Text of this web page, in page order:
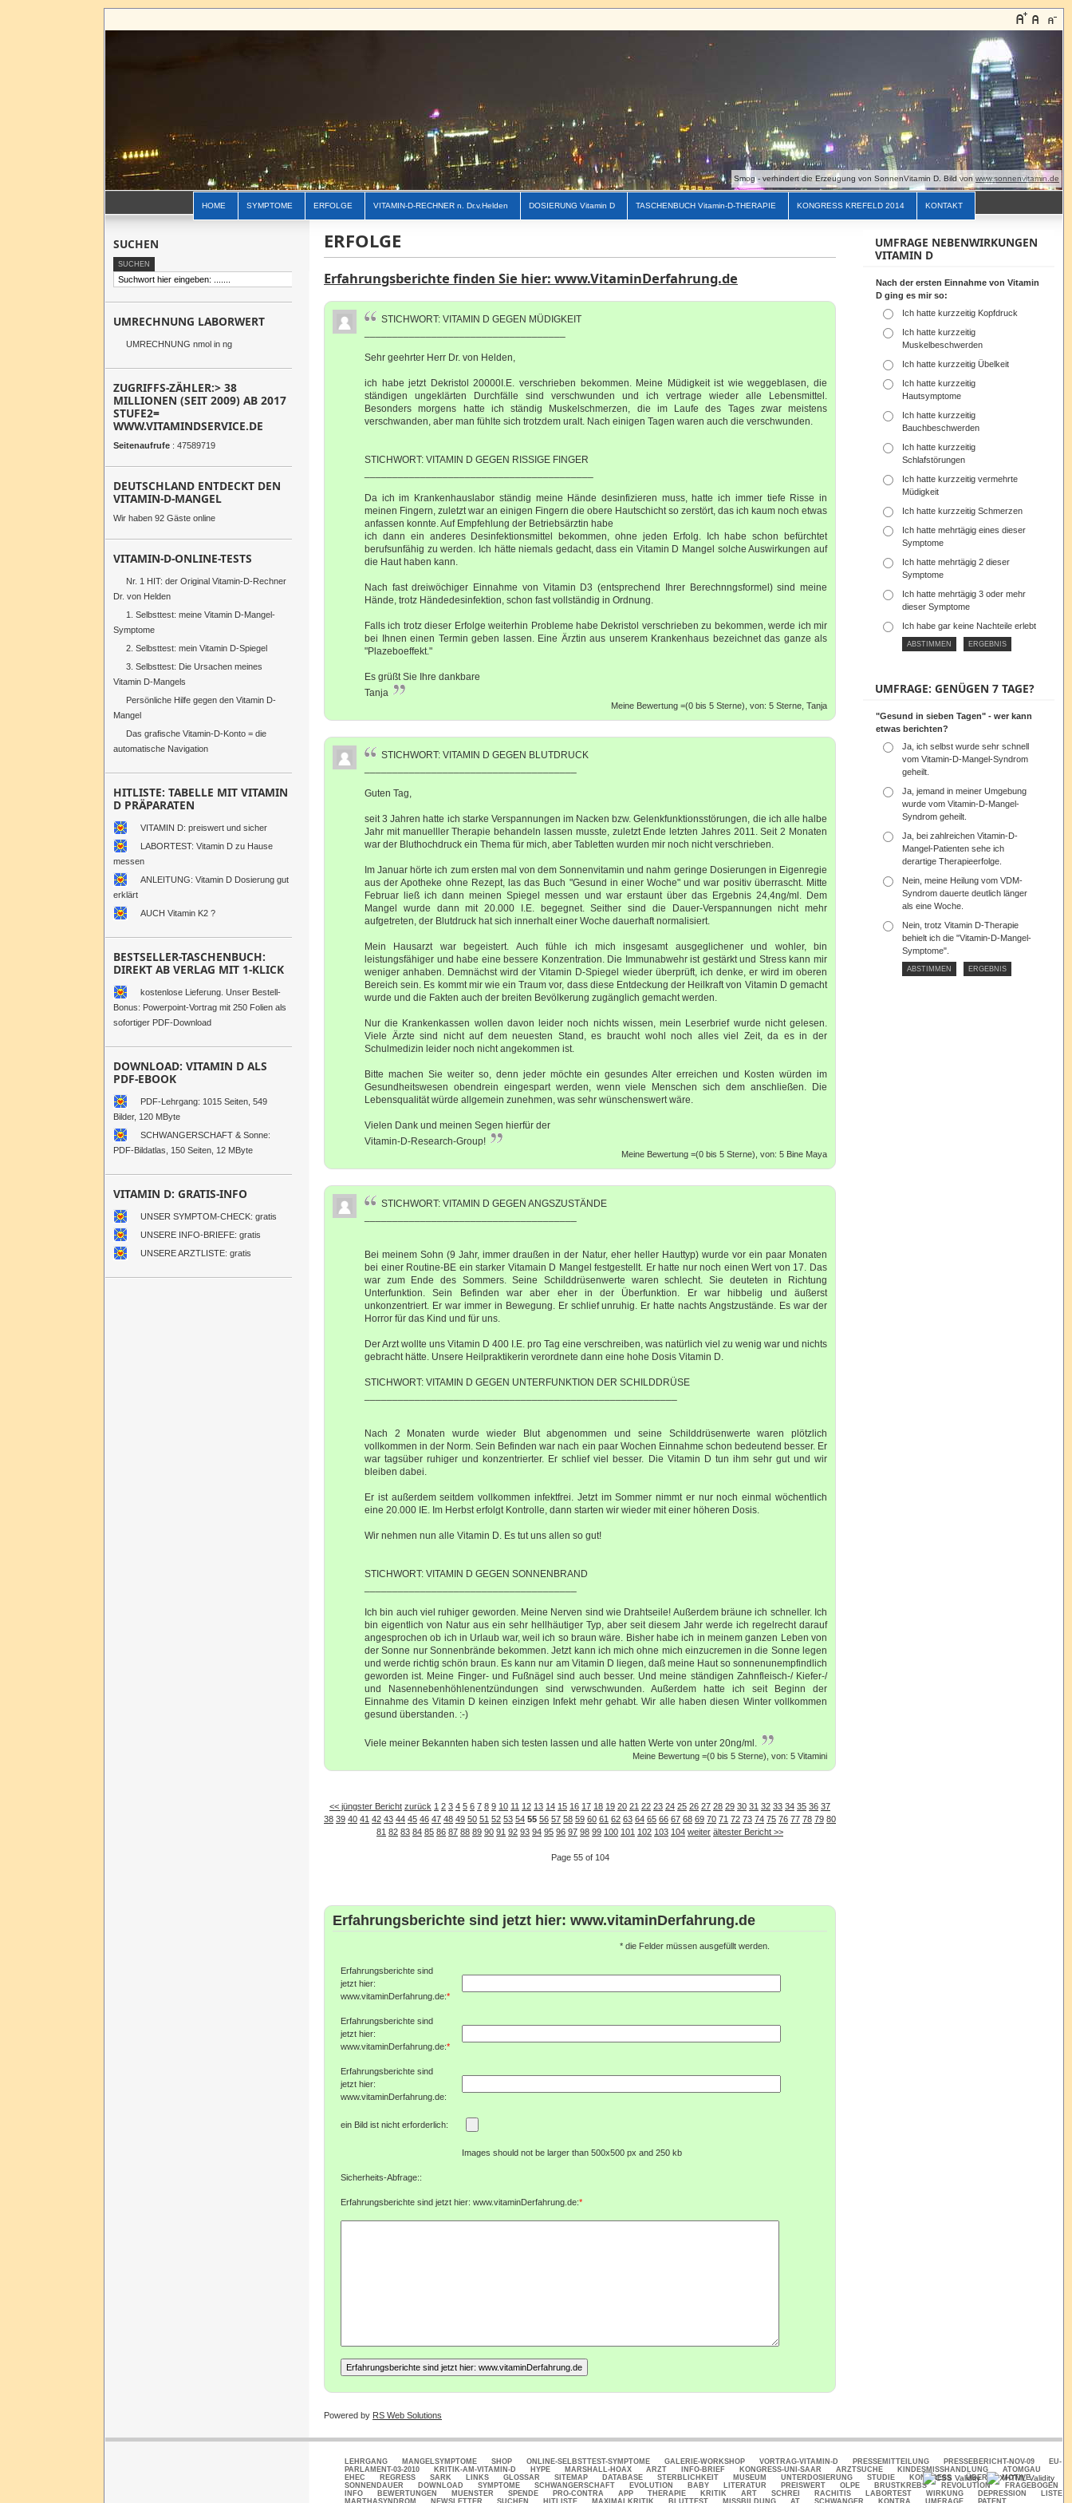
Smog - verhindert die Erzeugung von SonnenVitamin D. Bild von www.sonnenvitamin.de
HOME SYMPTOME ERFOLGE VITAMIN-D-RECHNER n. Dr.v.Helden DOSIERUNG Vitamin D TASCHENBUCH Vitamin-D-THERAPIE KONGRESS KREFELD 2014 KONTAKT
ERFOLGE
Erfahrungsberichte finden Sie hier: www.VitaminDerfahrung.de
STICHWORT: VITAMIN D GEGEN MÜDIGKEIT
Sehr geehrter Herr Dr. von Helden,
ich habe jetzt Dekristol 20000I.E. verschrieben bekommen. Meine Müdigkeit ist wie weggeblasen, die
ständigen ungeklärten Durchfälle sind verschwunden und ich vertrage wieder alle Lebensmittel.
Besonders morgens hatte ich ständig Muskelschmerzen, die im Laufe des Tages zwar meistens
verschwanden, aber man fühlte sich trotzdem uralt. Nach einigen Tagen waren auch die verschwunden.
STICHWORT: VITAMIN D GEGEN RISSIGE FINGER
Da ich im Krankenhauslabor ständig meine Hände desinfizieren muss, hatte ich immer tiefe Risse in
meinen Fingern, zuletzt war an einigen Fingern die obere Hautschicht so zerstört, das ich kaum noch etwas
anfassen konnte. Auf Empfehlung der Betriebsärztin habe
ich dann ein anderes Desinfektionsmittel bekommen, ohne jeden Erfolg. Ich habe schon befürchtet
berufsunfähig zu werden. Ich hätte niemals gedacht, dass ein Vitamin D Mangel solche Auswirkungen auf
die Haut haben kann.
Nach fast dreiwöchiger Einnahme von Vitamin D3 (entsprechend Ihrer Berechnngsformel) sind meine
Hände, trotz Händedesinfektion, schon fast vollständig in Ordnung.
Falls ich trotz dieser Erfolge weiterhin Probleme habe Dekristol verschrieben zu bekommen, werde ich mir
bei Ihnen einen Termin geben lassen. Eine Ärztin aus unserem Krankenhaus bezeichnet das ganze als
"Plazeboeffekt."
Es grüßt Sie Ihre dankbare
Tanja
Meine Bewertung =(0 bis 5 Sterne), von: 5 Sterne, Tanja
STICHWORT: VITAMIN D GEGEN BLUTDRUCK
Guten Tag,
seit 3 Jahren hatte ich starke Verspannungen im Nacken bzw. Gelenkfunktionsstörungen, die ich alle halbe
Jahr mit manuelller Therapie behandeln lassen musste, zuletzt Ende letzten Jahres 2011. Seit 2 Monaten
war der Bluthochdruck ein Thema für mich, aber Tabletten wurden mir noch nicht verschrieben.
Im Januar hörte ich zum ersten mal von dem Sonnenvitamin und nahm geringe Dosierungen in Eigenregie
aus der Apotheke ohne Rezept, las das Buch "Gesund in einer Woche" und war positiv überrascht. Mitte
Februar ließ ich dann meinen Spiegel messen und war erstaunt über das Ergebnis 24,4ng/ml. Dem
Mangel wurde dann mit 20.000 I.E. begegnet. Seither sind die Dauer-Verspannungen nicht mehr
aufgetreten, der Blutdruck hat sich innerhalt einer Woche dauerhaft normalisiert.
Mein Hausarzt war begeistert. Auch fühle ich mich insgesamt ausgeglichener und wohler, bin
leistungsfähiger und habe eine bessere Konzentration. Die Immunabwehr ist gestärkt und Stress kann mir
weniger anhaben. Demnächst wird der Vitamin D-Spiegel wieder überprüft, ich denke, er wird im oberen
Bereich sein. Es kommt mir wie ein Traum vor, dass diese Entdeckung der Heilkraft von Vitamin D gemacht
wurde und die Fakten auch der breiten Bevölkerung zugänglich gemacht werden.
Nur die Krankenkassen wollen davon leider noch nichts wissen, mein Leserbrief wurde nicht gelesen.
Viele Ärzte sind nicht auf dem neuesten Stand, es braucht wohl noch alles viel Zeit, da es in der
Schulmedizin leider noch nicht angekommen ist.
Bitte machen Sie weiter so, denn jeder möchte ein gesundes Alter erreichen und Kosten würden im
Gesundheitswesen obendrein eingespart werden, wenn viele Menschen sich dem anschließen. Die
Lebensqualität würde allgemein zunehmen, was sehr wünschenswert wäre.
Vielen Dank und meinen Segen hierfür der
Vitamin-D-Research-Group!
Meine Bewertung =(0 bis 5 Sterne), von: 5 Bine Maya
STICHWORT: VITAMIN D GEGEN ANGSZUSTÄNDE
Bei meinem Sohn (9 Jahr, immer draußen in der Natur, eher heller Hauttyp) wurde vor ein paar Monaten
bei einer Routine-BE ein starker Vitamain D Mangel festgestellt. Er hatte nur noch einen Wert von 17. Das
war zum Ende des Sommers. Seine Schilddrüsenwerte waren schlecht. Sie deuteten in Richtung
Unterfunktion. Sein Befinden war aber eher in der Überfunktion. Er war hibbelig und äußerst
unkonzentriert. Er war immer in Bewegung. Er schlief unruhig. Er hatte nachts Angstzustände. Es war der
Horror für das Kind und für uns.
Der Arzt wollte uns Vitamin D 400 I.E. pro Tag eine verschreiben, was natürlich viel zu wenig war und nichts
gebracht hätte. Unsere Heilpraktikerin verordnete dann eine hohe Dosis Vitamin D.
STICHWORT: VITAMIN D GEGEN UNTERFUNKTION DER SCHILDDRÜSE
Nach 2 Monaten wurde wieder Blut abgenommen und seine Schilddrüsenwerte waren plötzlich
vollkommen in der Norm. Sein Befinden war nach ein paar Wochen Einnahme schon bedeutend besser. Er
war tagsüber ruhiger und konzentrierter. Er schlief viel besser. Die Vitamin D tun ihm sehr gut und wir
bleiben dabei.
Er ist außerdem seitdem vollkommen infektfrei. Jetzt im Sommer nimmt er nur noch einmal wöchentlich
eine 20.000 IE. Im Herbst erfolgt Kontrolle, dann starten wir wieder mit einer höheren Dosis.
Wir nehmen nun alle Vitamin D. Es tut uns allen so gut!
STICHWORT: VITAMIN D GEGEN SONNENBRAND
Ich bin auch viel ruhiger geworden. Meine Nerven sind wie Drahtseile! Außerdem bräune ich schneller. Ich
bin eigentlich von Natur aus ein sehr hellhäutiger Typ, aber seit diesem Jahr werde ich regelrecht darauf
angesprochen ob ich in Urlaub war, weil ich so braun wäre. Bisher habe ich in meinem ganzen Leben von
der Sonne nur Sonnenbrände bekommen. Jetzt kann ich mich ohne mich einzucremen in die Sonne legen
und werde richtig schön braun. Es kann nur am Vitamin D liegen, daß meine Haut so sonnenunempfindlich
geworden ist. Meine Finger- und Fußnägel sind auch besser. Und meine ständigen Zahnfleisch-/ Kiefer-/
und Nasennebenhöhlenentzündungen sind verwschwunden. Außerdem hatte ich seit Beginn der
Einnahme des Vitamin D keinen einzigen Infekt mehr gehabt. Wir alle haben diesen Winter vollkommen
gesund überstanden. :-)
Viele meiner Bekannten haben sich testen lassen und alle hatten Werte von unter 20ng/ml.
Meine Bewertung =(0 bis 5 Sterne), von: 5 Vitamini
<< jüngster Bericht zurück 1 2 3 4 5 6 7 8 9 10 11 12 13 14 15 16 17 18 19 20 21 22 23 24 25 26 27 28 29 30 31 32 33 34 35 36 37
38 39 40 41 42 43 44 45 46 47 48 49 50 51 52 53 54 55 56 57 58 59 60 61 62 63 64 65 66 67 68 69 70 71 72 73 74 75 76 77 78 79 80
81 82 83 84 85 86 87 88 89 90 91 92 93 94 95 96 97 98 99 100 101 102 103 104 weiter ältester Bericht >>
Page 55 of 104
Erfahrungsberichte sind jetzt hier: www.vitaminDerfahrung.de
* die Felder müssen ausgefüllt werden.
Erfahrungsberichte sind
jetzt hier:
www.vitaminDerfahrung.de:*
Erfahrungsberichte sind
jetzt hier:
www.vitaminDerfahrung.de:*
Erfahrungsberichte sind
jetzt hier:
www.vitaminDerfahrung.de:
ein Bild ist nicht erforderlich:
Images should not be larger than 500x500 px and 250 kb
Sicherheits-Abfrage::
Erfahrungsberichte sind jetzt hier: www.vitaminDerfahrung.de:*
Powered by RS Web Solutions
SUCHEN
UMRECHNUNG LABORWERT
UMRECHNUNG nmol in ng
ZUGRIFFS-ZÄHLER:> 38
MILLIONEN (SEIT 2009) AB 2017
STUFE2=
WWW.VITAMINDSERVICE.DE
Seitenaufrufe : 47589719
DEUTSCHLAND ENTDECKT DEN
VITAMIN-D-MANGEL
Wir haben 92 Gäste online
VITAMIN-D-ONLINE-TESTS
Nr. 1 HIT: der Original Vitamin-D-Rechner
Dr. von Helden
1. Selbsttest: meine Vitamin D-Mangel-
Symptome
2. Selbsttest: mein Vitamin D-Spiegel
3. Selbsttest: Die Ursachen meines
Vitamin D-Mangels
Persönliche Hilfe gegen den Vitamin D-
Mangel
Das grafische Vitamin-D-Konto = die
automatische Navigation
HITLISTE: TABELLE MIT VITAMIN
D PRÄPARATEN
VITAMIN D: preiswert und sicher
LABORTEST: Vitamin D zu Hause
messen
ANLEITUNG: Vitamin D Dosierung gut
erklärt
AUCH Vitamin K2 ?
BESTSELLER-TASCHENBUCH:
DIREKT AB VERLAG MIT 1-KLICK
kostenlose Lieferung. Unser Bestell-
Bonus: Powerpoint-Vortrag mit 250 Folien als
sofortiger PDF-Download
DOWNLOAD: VITAMIN D ALS
PDF-EBOOK
PDF-Lehrgang: 1015 Seiten, 549
Bilder, 120 MByte
SCHWANGERSCHAFT & Sonne:
PDF-Bildatlas, 150 Seiten, 12 MByte
VITAMIN D: GRATIS-INFO
UNSER SYMPTOM-CHECK: gratis
UNSERE INFO-BRIEFE: gratis
UNSERE ARZTLISTE: gratis
UMFRAGE NEBENWIRKUNGEN
VITAMIN D
Nach der ersten Einnahme von Vitamin
D ging es mir so:
Ich hatte kurzzeitig Kopfdruck
Ich hatte kurzzeitig
Muskelbeschwerden
Ich hatte kurzzeitig Übelkeit
Ich hatte kurzzeitig
Hautsymptome
Ich hatte kurzzeitig
Bauchbeschwerden
Ich hatte kurzzeitig
Schlafstörungen
Ich hatte kurzzeitig vermehrte
Müdigkeit
Ich hatte kurzzeitig Schmerzen
Ich hatte mehrtägig eines dieser
Symptome
Ich hatte mehrtägig 2 dieser
Symptome
Ich hatte mehrtägig 3 oder mehr
dieser Symptome
Ich habe gar keine Nachteile erlebt
UMFRAGE: GENÜGEN 7 TAGE?
"Gesund in sieben Tagen" - wer kann
etwas berichten?
Ja, ich selbst wurde sehr schnell
vom Vitamin-D-Mangel-Syndrom
geheilt.
Ja, jemand in meiner Umgebung
wurde vom Vitamin-D-Mangel-
Syndrom geheilt.
Ja, bei zahlreichen Vitamin-D-
Mangel-Patienten sehe ich
derartige Therapieerfolge.
Nein, meine Heilung vom VDM-
Syndrom dauerte deutlich länger
als eine Woche.
Nein, trotz Vitamin D-Therapie
behielt ich die "Vitamin-D-Mangel-
Symptome".
LEHRGANG MANGELSYMPTOME SHOP ONLINE-SELBSTTEST-SYMPTOME GALERIE-WORKSHOP VORTRAG-VITAMIN-D PRESSEMITTEILUNG PRESSEBERICHT-NOV-09
EU-
PARLAMENT-03-2010
KRITIK-AM-VITAMIN-D HYPE MARSHALL-HOAX ARZT INFO-BRIEF KONGRESS-UNI-SAAR ARZTSUCHE KINDESMISSHANDLUNG
ATOMGAU
EHEC
REGRESS SARK LINKS GLOSSAR SITEMAP DATABASE STERBLICHKEIT MUSEUM UNTERDOSIERUNG STUDIE KONGRESS ÜBER
MOTIVE
SONNENDAUER
DOWNLOAD SYMPTOME SCHWANGERSCHAFT EVOLUTION BABY LITERATUR PREISWERT OLPE BRUSTKREBS REVOLUTION
FRAGEBOGEN
INFO
BEWERTUNGEN MUENSTER SPENDE PRO-CONTRA APP THERAPIE KRITIK ART SCHREI RACHITIS LABORTEST WIRKUNG DEPRESSION
LISTE
MARTHASYNDROM
NEWSLETTER SUCHEN HITLISTE MAXIMALKRITIK BLUTTEST MISSBILDUNG AT SCHWANGER KONTRA UMFRAGE PATENT